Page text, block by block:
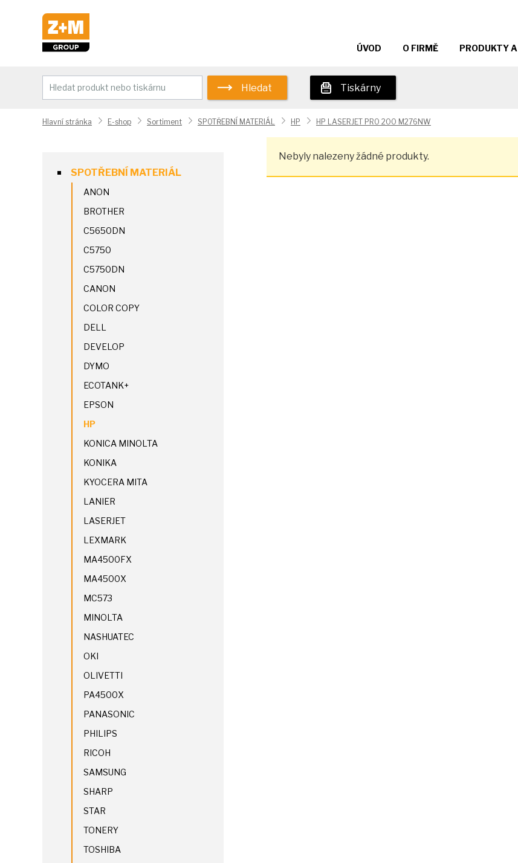
ÚVOD O FIRMĚ PRODUKTY
Hledat Tiskárny
Hlavní stránka E-shop Sortiment SPOTŘEBNÍ MATERIÁL HP HP LASERJET PRO 200 M276NW
Nebyly nalezeny žádné produkty.
SPOTŘEBNÍ MATERIÁL
ANON
BROTHER
C5650DN
C5750
C5750DN
CANON
COLOR COPY
DELL
DEVELOP
DYMO
ECOTANK+
EPSON
HP
KONICA MINOLTA
KONIKA
KYOCERA MITA
LANIER
LASERJET
LEXMARK
MA4500FX
MA4500X
MC573
MINOLTA
NASHUATEC
OKI
OLIVETTI
PA4500X
PANASONIC
PHILIPS
RICOH
SAMSUNG
SHARP
STAR
TONERY
TOSHIBA